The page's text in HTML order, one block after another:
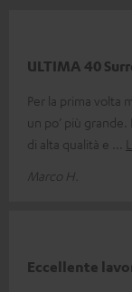
ULTIMA 40
Per la prima volta
un po’ più
di alta qualità e
Marco H.
Eccellente